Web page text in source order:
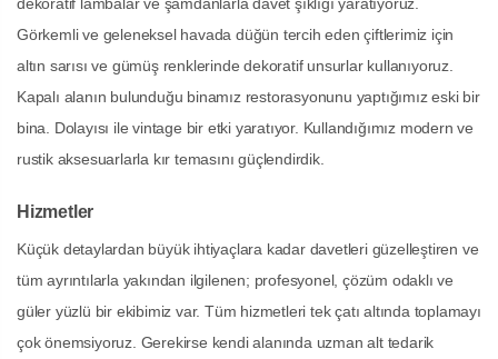
dekoratif lambalar ve şamdanlarla davet şıklığı yaratıyoruz.
Görkemli ve geleneksel havada düğün tercih eden çiftlerimiz için
altın sarısı ve gümüş renklerinde dekoratif unsurlar kullanıyoruz.
Kapalı alanın bulunduğu binamız restorasyonunu yaptığımız eski bir
bina. Dolayısı ile vintage bir etki yaratıyor. Kullandığımız modern ve
rustik aksesuarlarla kır temasını güçlendirdik.
Hizmetler
Küçük detaylardan büyük ihtiyaçlara kadar davetleri güzelleştiren ve
tüm ayrıntılarla yakından ilgilenen; profesyonel, çözüm odaklı ve
güler yüzlü bir ekibimiz var. Tüm hizmetleri tek çatı altında toplamayı
çok önemsiyoruz. Gerekirse kendi alanında uzman alt tedarik